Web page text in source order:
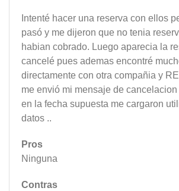
Intenté hacer una reserva con ellos
pasó y me dijeron que no tenia
habian cobrado. Luego aparecia la
cancelé pues ademas encontré
directamente con otra compañia y
me envió mi mensaje de
en la fecha supuesta me cargaron
datos ..
Pros
Ninguna
Contras